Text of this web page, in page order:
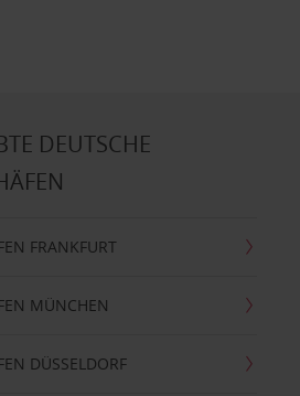
DEUTSCHE
FRANKFURT
MÜNCHEN
DÜSSELDORF